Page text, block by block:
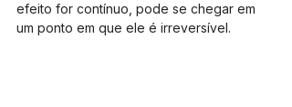
efeito for contínuo, pode se chegar em
um ponto em que ele é irreversível.